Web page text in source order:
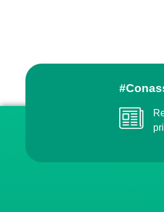
Receba o conteúdo semanal do Conass com as